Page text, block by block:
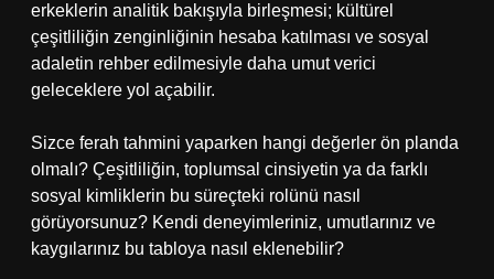
erkeklerin analitik bakışıyla birleşmesi; kültürel
çeşitliliğin zenginliğinin hesaba katılması ve sosyal
adaletin rehber edilmesiyle daha umut verici
geleceklere yol açabilir.
Sizce ferah tahmini yaparken hangi değerler ön planda
olmalı? Çeşitliliğin, toplumsal cinsiyetin ya da farklı
sosyal kimliklerin bu süreçteki rolünü nasıl
görüyorsunuz? Kendi deneyimleriniz, umutlarınız ve
kaygılarınız bu tabloya nasıl eklenebilir?